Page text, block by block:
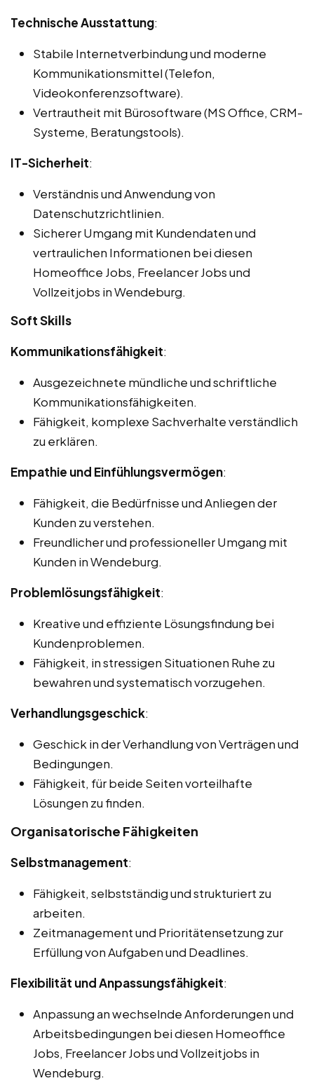
Technische Ausstattung:
Stabile Internetverbindung und moderne
Kommunikationsmittel (Telefon,
Videokonferenzsoftware).
Vertrautheit mit Bürosoftware (MS Office, CRM-
Systeme, Beratungstools).
IT-Sicherheit:
Verständnis und Anwendung von
Datenschutzrichtlinien.
Sicherer Umgang mit Kundendaten und
vertraulichen Informationen bei diesen
Homeoffice Jobs, Freelancer Jobs und
Vollzeitjobs in Wendeburg.
Soft Skills
Kommunikationsfähigkeit:
Ausgezeichnete mündliche und schriftliche
Kommunikationsfähigkeiten.
Fähigkeit, komplexe Sachverhalte verständlich
zu erklären.
Empathie und Einfühlungsvermögen:
Fähigkeit, die Bedürfnisse und Anliegen der
Kunden zu verstehen.
Freundlicher und professioneller Umgang mit
Kunden in Wendeburg.
Problemlösungsfähigkeit:
Kreative und effiziente Lösungsfindung bei
Kundenproblemen.
Fähigkeit, in stressigen Situationen Ruhe zu
bewahren und systematisch vorzugehen.
Verhandlungsgeschick:
Geschick in der Verhandlung von Verträgen und
Bedingungen.
Fähigkeit, für beide Seiten vorteilhafte
Lösungen zu finden.
Organisatorische Fähigkeiten
Selbstmanagement:
Fähigkeit, selbstständig und strukturiert zu
arbeiten.
Zeitmanagement und Prioritätensetzung zur
Erfüllung von Aufgaben und Deadlines.
Flexibilität und Anpassungsfähigkeit:
Anpassung an wechselnde Anforderungen und
Arbeitsbedingungen bei diesen Homeoffice
Jobs, Freelancer Jobs und Vollzeitjobs in
Wendeburg.